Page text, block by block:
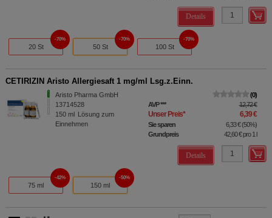
Details
20 St
70%
50 St
70%
100 St
70%
CETIRIZIN Aristo Allergiesaft 1 mg/ml Lsg.z.Einn.
Aristo Pharma GmbH
13714528
150 ml
Lösung zum
Einnehmen
0
AVP*** 12,72 €
Unser Preis* 6,39 €
Sie sparen 6,33 €(50%)
Grundpreis
42,60 €pro 1 l
Details
75 ml
42%
150 ml
50%